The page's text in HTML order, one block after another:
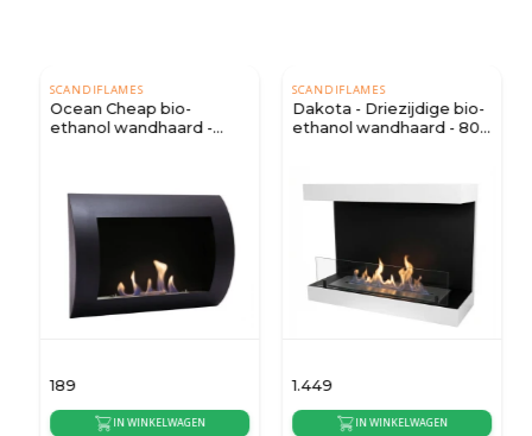
SCANDIFLAMES
Ocean Cheap bio-
ethanol wandhaard -
189
IN WINKELWAGEN
SCANDIFLAMES
Dakota - Driezijdige bio-
ethanol wandhaard - 80
1.449
IN WINKELWAGEN